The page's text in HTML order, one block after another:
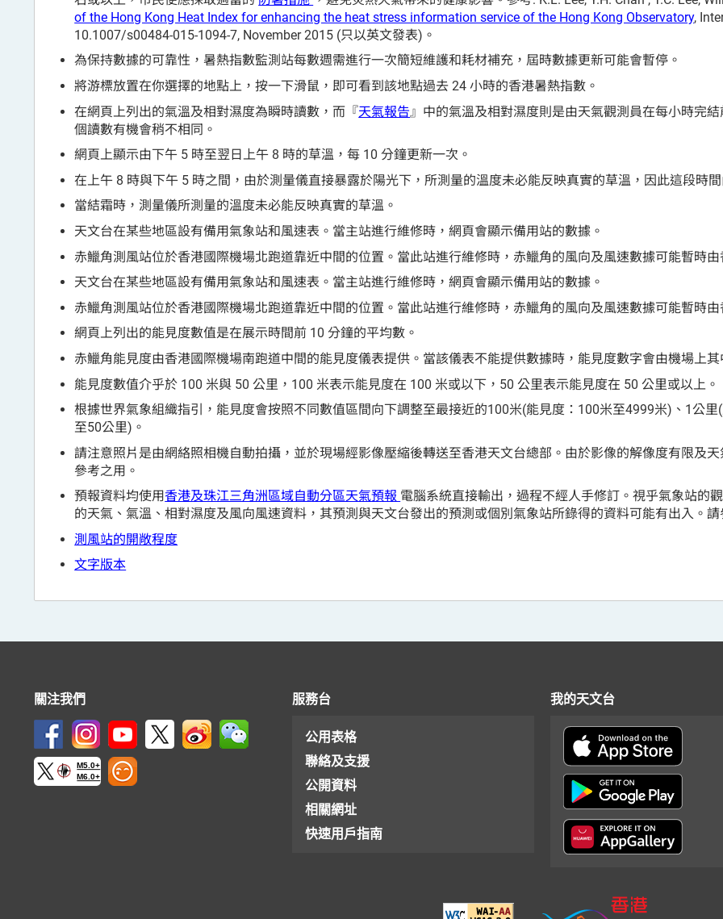
of the Hong Kong Heat Index for enhancing the heat stress information service of the Hong Kong Observatory,
10.1007/s00484-015-1094-7, November 2015 (只以英文發表)。
為保持數據的可靠性，暑熱指數監測站每數週需進行一次簡短維護和耗材補充，屆時數據更新可能會暫停。
將游標放置在你選擇的地點上，按一下滑鼠，即可看到該地點過去 24 小時的香港暑熱指數。
在網頁上列出的氣溫及相對濕度為瞬時讀數，而『天氣報告』中的氣溫及相對濕度則是由天氣觀測員在每小時完
個讀數有機會稍不相同。
網頁上顯示由下午 5 時至翌日上午 8 時的草溫，每 10 分鐘更新一次。
在上午 8 時與下午 5 時之間，由於測量儀直接暴露於陽光下，所測量的溫度未必能反映真實的草溫，因此這段時
當結霜時，測量儀所測量的溫度未必能反映真實的草溫。
天文台在某些地區設有備用氣象站和風速表。當主站進行維修時，網頁會顯示備用站的數據。
赤鱲角測風站位於香港國際機場北跑道靠近中間的位置。當此站進行維修時，赤鱲角的風向及風速數據可能暫時
天文台在某些地區設有備用氣象站和風速表。當主站進行維修時，網頁會顯示備用站的數據。
赤鱲角測風站位於香港國際機場北跑道靠近中間的位置。當此站進行維修時，赤鱲角的風向及風速數據可能暫時
網頁上列出的能見度數值是在展示時間前 10 分鐘的平均數。
赤鱲角能見度由香港國際機場南跑道中間的能見度儀表提供。當該儀表不能提供數據時，能見度數字會由機場上其
能見度數值介乎於 100 米與 50 公里，100 米表示能見度在 100 米或以下，50 公里表示能見度在 50 公里或以上。
根據世界氣象組織指引，能見度會按照不同數值區間向下調整至最接近的100米(能見度：100米至4999米)、1公
至50公里)。
請注意照片是由網絡照相機自動拍攝，並於現場經影像壓縮後轉送至香港天文台總部。由於影像的解像度有限及
參考之用。
預報資料均使用香港及珠江三角洲區域自動分區天氣預報 電腦系統直接輸出，過程不經人手修訂。視乎氣象站的
的天氣、氣溫、相對濕度及風向風速資料，其預測與天文台發出的預測或個別氣象站所錄得的資料可能有出入。
測風站的開敞程度
文字版本
關注我們
M5.0+
M6.0+
服務台
公用表格
聯絡及支援
公開資料
相關網址
快速用戶指南
我的天文台